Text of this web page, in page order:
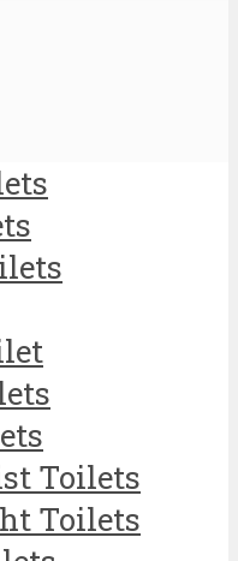
Toilets
Toilets